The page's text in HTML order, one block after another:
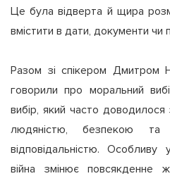
Це була відверта й щира
вмістити в дати, документи чи
Разом зі спікером Дмитром
говорили про моральний
вибір, який часто доводилося
людяністю, безпекою та
відповідальністю.
війна змінює повсякденне